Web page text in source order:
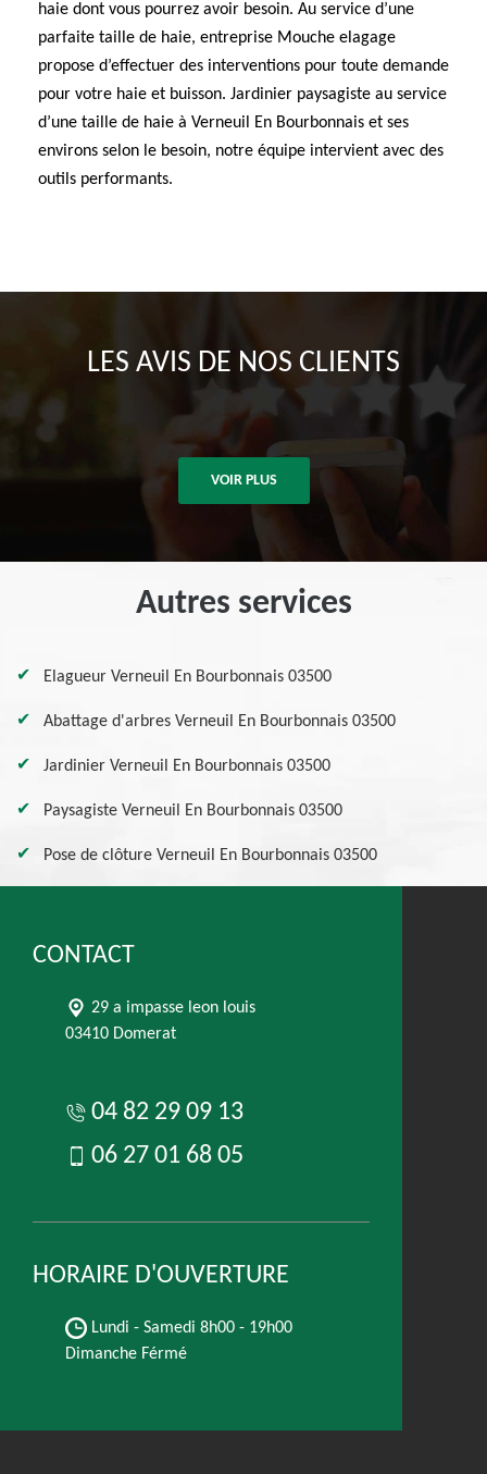
haie dont vous pourrez avoir besoin. Au service d’une
parfaite taille de haie, entreprise Mouche elagage
propose d’effectuer des interventions pour toute demande
pour votre haie et buisson. Jardinier paysagiste au service
d’une taille de haie à Verneuil En Bourbonnais et ses
environs selon le besoin, notre équipe intervient avec des
outils performants.
LES AVIS DE NOS CLIENTS
VOIR PLUS
Autres services
Elagueur Verneuil En Bourbonnais 03500
Abattage d'arbres Verneuil En Bourbonnais 03500
Jardinier Verneuil En Bourbonnais 03500
Paysagiste Verneuil En Bourbonnais 03500
Pose de clôture Verneuil En Bourbonnais 03500
CONTACT
29 a impasse leon louis
03410 Domerat
04 82 29 09 13
06 27 01 68 05
HORAIRE D'OUVERTURE
Lundi - Samedi 8h00 - 19h00
Dimanche Férmé